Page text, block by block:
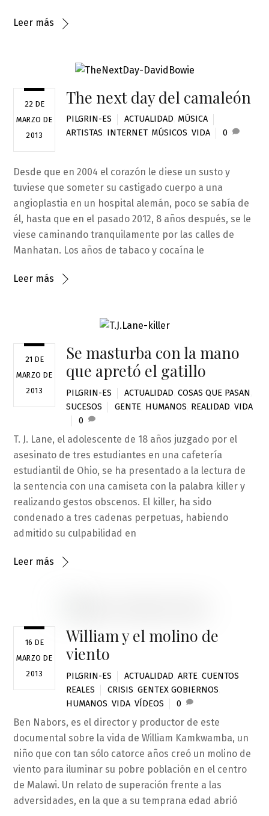
Leer más
22 DE
MARZO DE
2013
The next day del camaleón
PILGRIN-ES ACTUALIDAD MÚSICA
ARTISTAS INTERNET, MÚSICOS VIDA 0
Desde que en 2004 el corazón le diese un susto y
tuviese que someter su castigado cuerpo a una
angioplastia en un hospital alemán, poco se sabía de
él, hasta que en el pasado 2012, 8 años después, se le
viese caminando tranquilamente por las calles de
Manhatan. Los años de tabaco y cocaína le
Leer más
21 DE
MARZO DE
2013
Se masturba con la mano
que apretó el gatillo
PILGRIN-ES ACTUALIDAD ,COSAS QUE PASAN
SUCESOS
GENTE HUMANOS REALIDAD ,VIDA
0
T. J. Lane, el adolescente de 18 años juzgado por el
asesinato de tres estudiantes en una cafetería
estudiantil de Ohio, se ha presentado a la lectura de
la sentencia con una camiseta con la palabra killer y
realizando gestos obscenos. El killer, ha sido
condenado a tres cadenas perpetuas, habiendo
admitido su culpabilidad en
Leer más
16 DE
MARZO DE
2013
William y el molino de
viento
PILGRIN-ES ACTUALIDAD ,ARTE ,CUENTOS
REALES
CRISIS ,GENTEX GOBIERNOS
HUMANOS VIDA VÍDEOS 0
Ben Nabors, es el director y productor de este
documental sobre la vida de William Kamkwamba, un
niño que con tan sólo catorce años creó un molino de
viento para iluminar su pobre población en el centro
de Malawi. Un relato de superación frente a las
adversidades, en la que a su temprana edad abrió